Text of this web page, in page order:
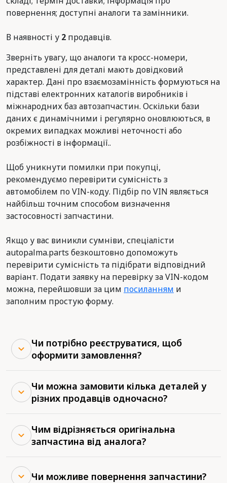
повернення; доступні аналоги та замінники.
В наявності у 2 продавців.
Зверніть увагу, що аналоги та кросс-номери,
представлені для деталі мають довідковий
характер. Дані про взаємозамінність формуються на
підставі електронних каталогів виробників і
міжнародних баз автозапчастин. Оскільки бази
даних є динамічними і регулярно оновлюються, в
окремих випадках можливі неточності або
розбіжності в інформації..
Щоб уникнути помилки при покупці,
рекомендуємо перевірити сумісність з
автомобілем по VIN-коду. Підбір по VIN являється
найбільш точним способом визначення
застосовності запчастини.
Якщо у вас виникли сумніви, спеціалісти
autopalma.parts безкоштовно допоможуть
перевірити сумісність та підібрати відповідний
варіант. Подати заявку на перевірку за VIN-кодом
можна, перейшовши за цим посиланням и
заполним простую форму.
Чи потрібно реєструватися, щоб
оформити замовлення?
Чи можна замовити кілька деталей у
різних продавців одночасно?
Чим відрізняється оригінальна
запчастина від аналога?
Чи можливе повернення запчастини?